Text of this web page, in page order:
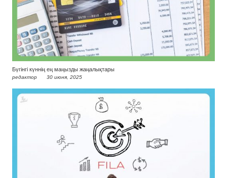
Бүгінгі күннің ең маңызды жаңалықтары
редактор 30 июня, 2025